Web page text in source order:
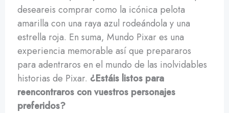
deseareis comprar como la icónica pelota
amarilla con una raya azul rodeándola y una
estrella roja. En suma, Mundo Pixar es una
experiencia memorable así que prepararos
para adentraros en el mundo de las inolvidables
historias de Pixar. ¿Estáis listos para
reencontraros con vuestros personajes
preferidos?